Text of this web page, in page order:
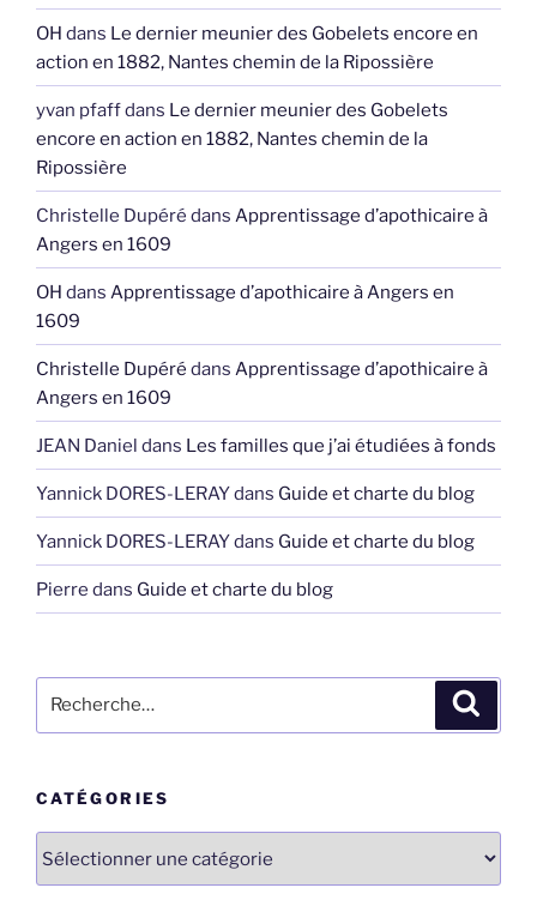
OH dans Le dernier meunier des Gobelets encore en
action en 1882, Nantes chemin de la Ripossière
yvan pfaffdans Le dernier meunier des Gobelets
encore en action en 1882, Nantes chemin de la
Ripossière
Christelle Dupéré dans Apprentissage d’apothicaire à
Angers en 1609
OH dans Apprentissage d’apothicaire à Angers en
1609
Christelle Dupéré dans Apprentissage d’apothicaire à
Angers en 1609
JEAN Daniel dans Les familles que j’ai étudiées à fonds
Yannick DORES-LERAYdans Guide et charte du blog
Yannick DORES-LERAYdans Guide et charte du blog
Pierre dans Guide et charte du blog
pour
CATÉGORIES